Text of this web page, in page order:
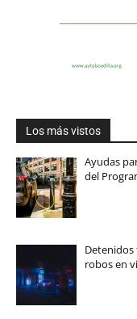
Los más vistos
Ayudas
del
robos en